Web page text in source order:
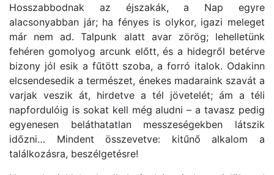
Hosszabbodnak az éjszakák, a Nap egyre
alacsonyabban jár; ha fényes is olykor, igazi meleget
már nem ad. Talpunk alatt avar zörög; lehelletünk
fehéren gomolyog arcunk előtt, és a hidegről betérve
bizony jól esik a fűtött szoba, a forró italok. Odakinn
elcsendesedik a természet, énekes madaraink szavát a
varjak veszik át, hirdetve a tél jövetelét; ám a téli
napfordulóig is sokat kell még aludni – a tavasz pedig
egyenesen beláthatatlan messzeségekben látszik
időzni… Mindent összevetve: kitűnő alkalom a
találkozásra, beszélgetésre!